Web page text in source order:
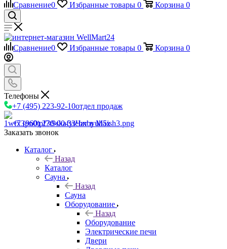
Сравнение0 Избранные товары 0 Корзина 0
Сравнение0 Избранные товары 0 Корзина 0
Телефоны
+7 (495) 223-92-10отдел продаж
+7 (960) 230-00-33Чат в Max
Заказать звонок
Каталог
Назад
Каталог
Сауна
Назад
Сауна
Оборудование
Назад
Оборудование
Электрические печи
Двери